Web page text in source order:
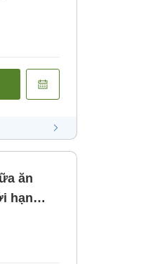
ăn
hạn